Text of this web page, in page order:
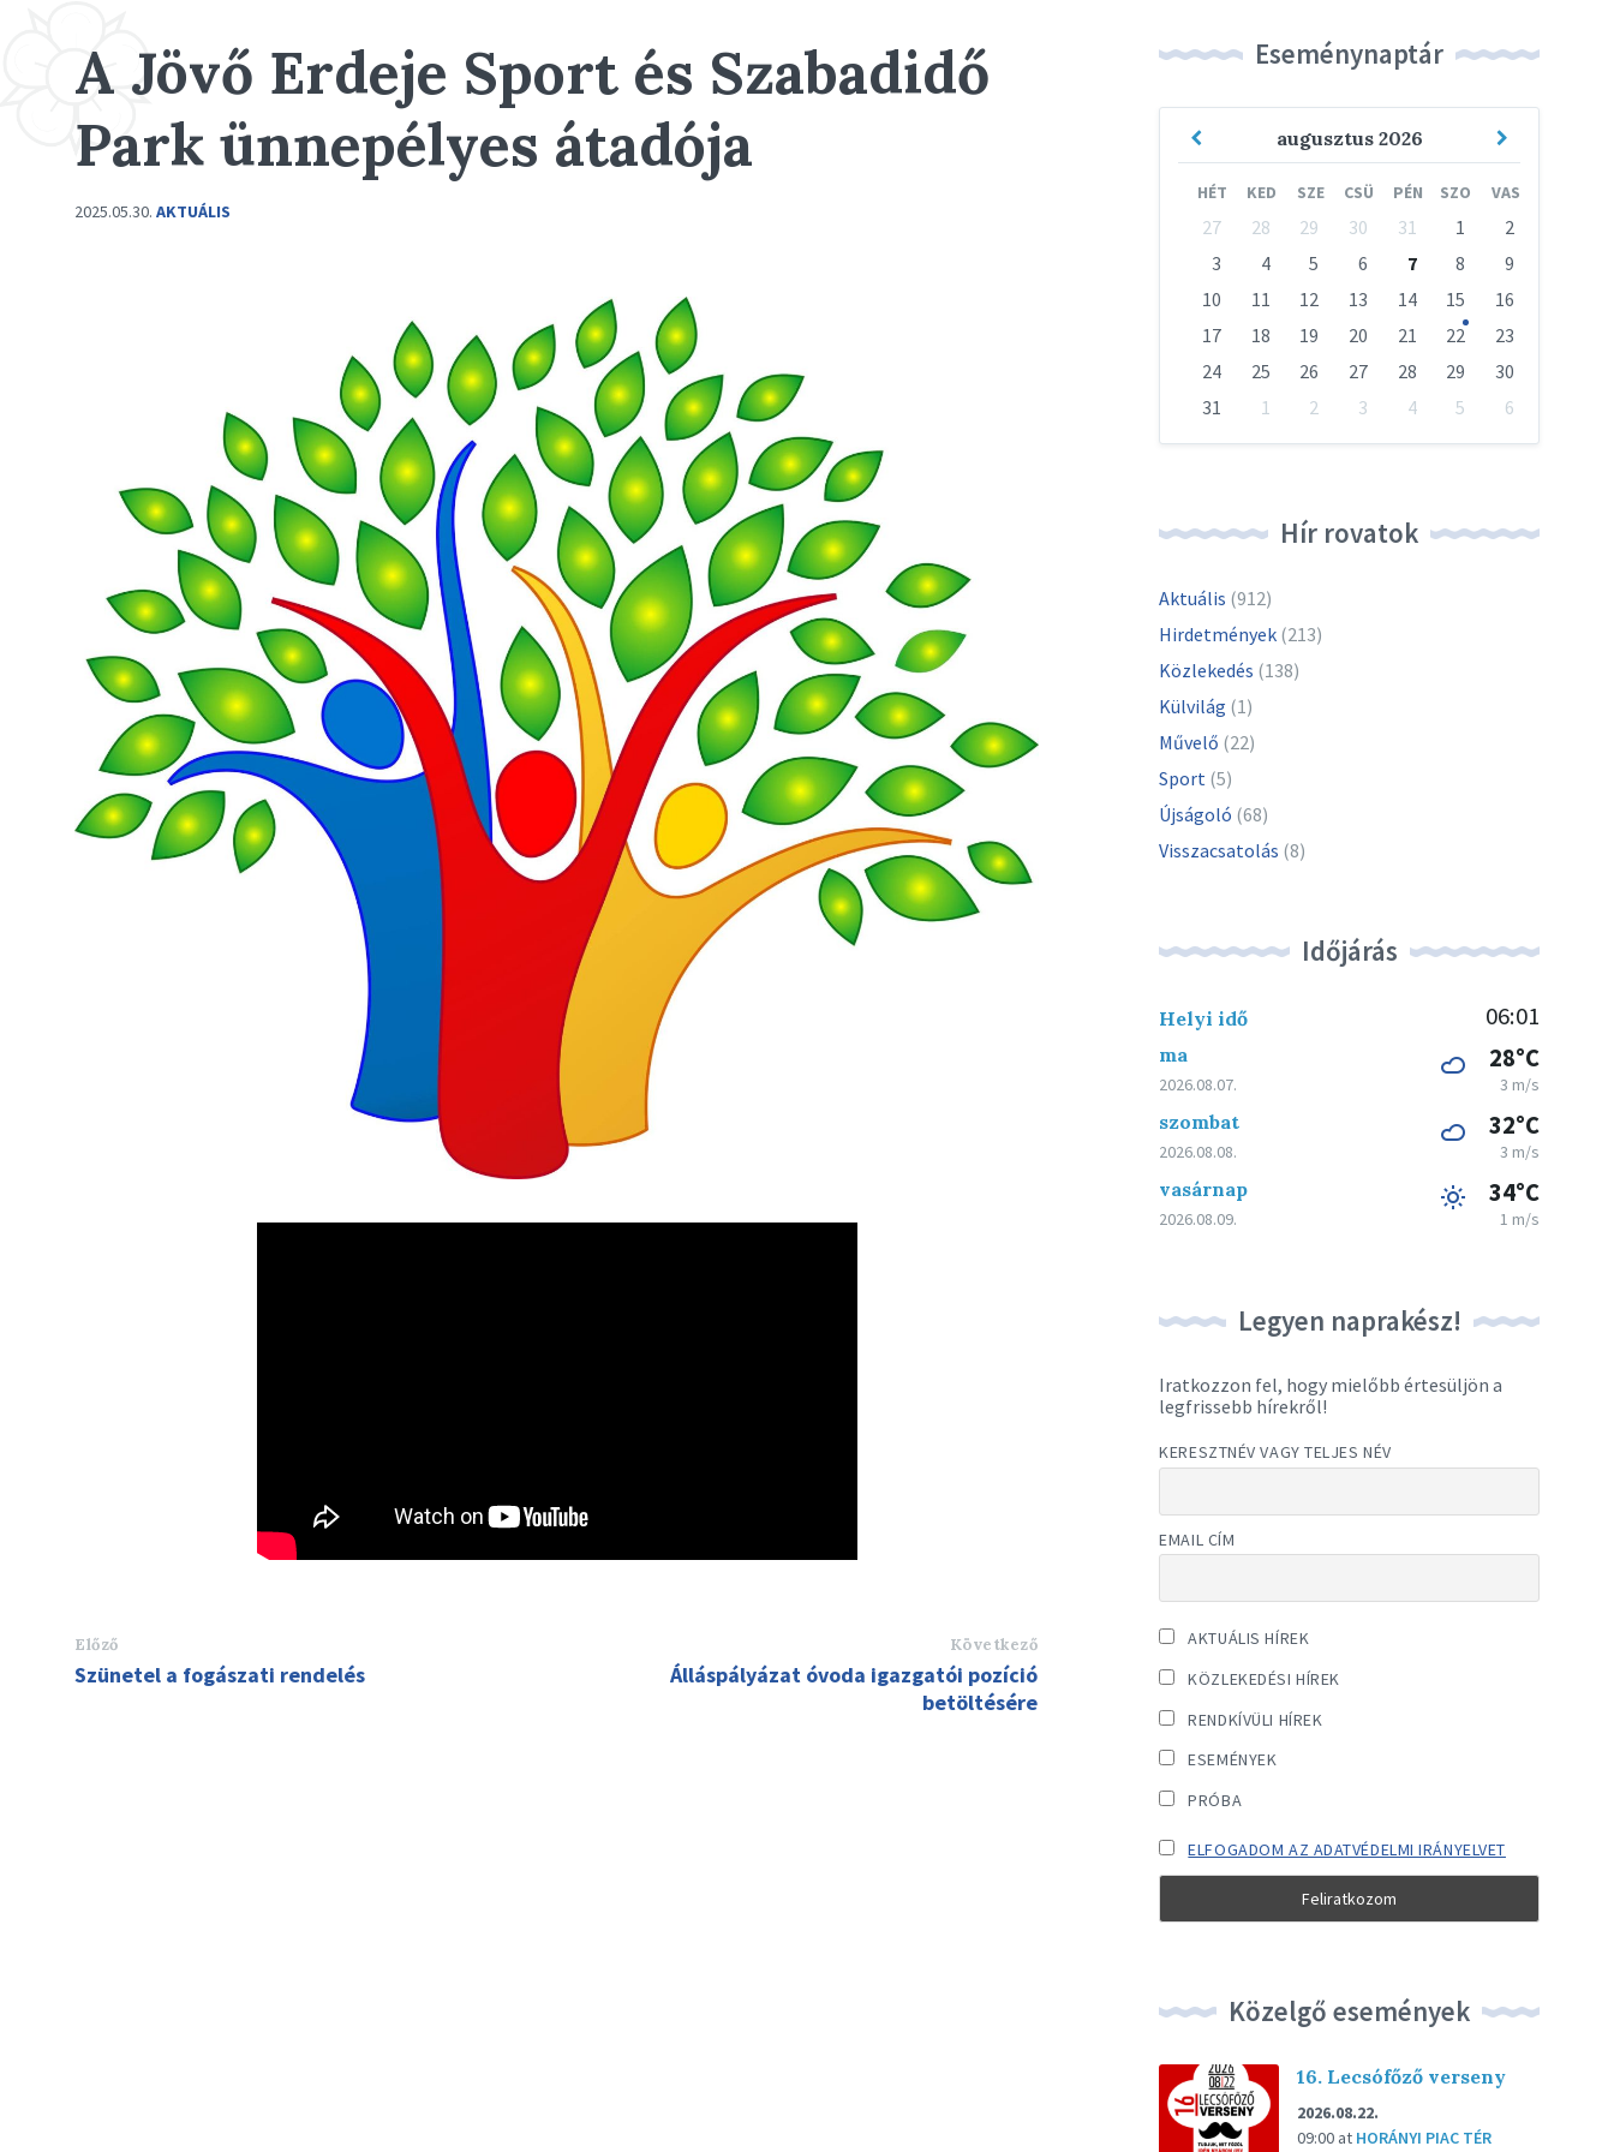
A Jövő Erdeje Sport és Szabadidő
Park ünnepélyes átadója
2025.05.30. AKTUÁLIS
Előző
Szünetel a fogászati rendelés
Következő
Álláspályázat óvoda igazgatói pozíció
betöltésére
Eseménynaptár
augusztus 2026
Previous
Next
HÉT KED SZE CSÜ PÉN SZO VAS
Skip
calendar
days
27 28 29 30 31 1
2
3
4 5 6 7 8
9
10
11 12 13 14 15
16
17
18 19 20 21 22
23
24
25 26 27 28 29
30
31
1 2 3 4 5
6
Hír rovatok
Aktuális (912)
Hirdetmények (213)
Közlekedés (138)
Külvilág (1)
Művelő (22)
Sport (5)
Újságoló (68)
Visszacsatolás (8)
Időjárás
Helyi idő 06:01
ma
2026.08.07.
28°C
3 m/s
szombat
2026.08.08.
32°C
3 m/s
vasárnap
2026.08.09.
34°C
1 m/s
Legyen naprakész!
Iratkozzon fel, hogy mielőbb értesüljön a
legfrissebb hírekről!
KERESZTNÉV VAGY TELJES NÉV
EMAIL CÍM
AKTUÁLIS HÍREK
KÖZLEKEDÉSI HÍREK
RENDKÍVÜLI HÍREK
ESEMÉNYEK
PRÓBA
ELFOGADOM AZ ADATVÉDELMI IRÁNYELVET
Közelgő események
16. Lecsófőző verseny
2026.08.22.
09:00 at HORÁNYI PIAC TÉR